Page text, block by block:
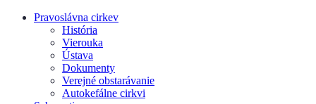
Pravoslávna cirkev
História
Vierouka
Ústava
Dokumenty
Verejné obstarávanie
Autokefálne cirkvi